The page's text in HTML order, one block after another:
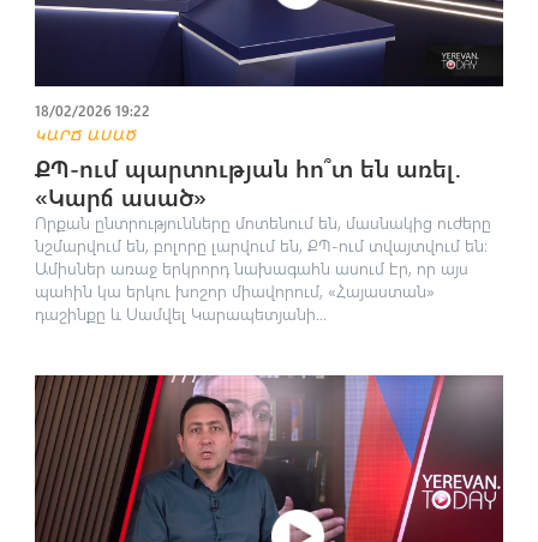
18/02/2026 19:22
ԿԱՐՃ ԱՍԱԾ
ՔՊ-ում պարտության հո՞տ են առել․
«Կարճ ասած»
Որքան ընտրությունները մոտենում են, մասնակից ուժերը
նշմարվում են, բոլորը լարվում են, ՔՊ-ում տվայտվում են։
Ամիսներ առաջ երկրորդ նախագահն ասում էր, որ այս
պահին կա երկու խոշոր միավորում, «Հայաստան»
դաշինքը և Սամվել Կարապետյանի...